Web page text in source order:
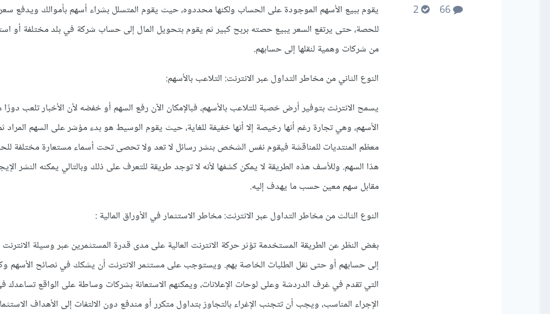
66
2
يقوم ببيع الأسهم الموجودة على الحساب ولكنها محددوه، حيث يقوم المتسلل بشراء أسهم بأموالك ويدفع
للحصة، حتى يرتفع السعر يبيع حصته بربح كبير ثم يقوم بتحويل المال إلى حساب شركة في بلد مختلفة أو
من شركات وهمية لنقلها إلى حسابهم.
النوع الثاني من مخاطر التداول عبر الانترنت: التلاعب بالأسهم:
يسمح الانترنت بتوفير أرض خصبة للتلاعب بالأسهم، فبالإمكان الآن رفع السهم أو خفضه لأن الأخبار تلعب
الأسهم، وهي تجارة رغم أنها رخيصة إلا أنها خفيفة للغاية، حيث يقوم الوسيط هو بدء مؤشر على السهم
معظم المنتديات للمناقشة فيقوم نفس الشخص بنشر رسائل لا تعد ولا تحصى تحت أسماء مستعارة مختلفة
هذا السهم. وللأسف هذه الطريقة لا يمكن كشفها لأنه لا توجد طريقة للتعرف على ذلك وبالتالي يمكنه النشر
مقابل سهم معين حسب ما يهدف إليه.
النوع الثالث من مخاطر التداول عبر الانترنت: مخاطر الاستثمار في الأوراق المالية :
بغض النظر عن الطريقة المستخدمة تؤثر حركة الانترنت العالية على مدى قدرة المستثمرين عبر وسيلة
إلى حسابهم أو حتى نقل الطلبات الخاصة بهم. ويستوجب على مستثمر الانترنت أن يشكك في نصائح الأسهم
التي تقدم في غرف الدردشة وعلى لوحات الإعلانات، ويمكنهم الاستعانة بشركات وساطة على الواقع تساعدك
الإجراء المناسب، ويجب أن تتجنب الإغراء بالتجاوز بتداول متكرر أو مندفع دون الالتفات إلى الأهداف